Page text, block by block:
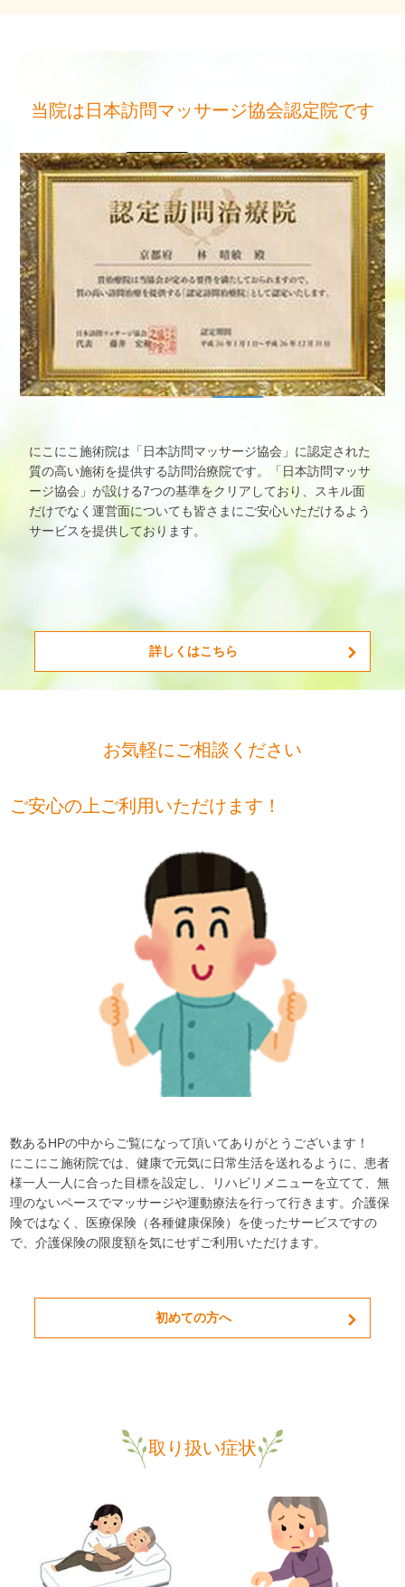
当院は日本訪問マッサージ協会認定院です
にこにこ施術院は「日本訪問マッサージ協会」に認定された
質の高い施術を提供する訪問治療院です。「日本訪問マッサ
ージ協会」が設ける7つの基準をクリアしており、スキル面
だけでなく運営面についても皆さまにご安心いただけるよう
サービスを提供しております。
詳しくはこちら
お気軽にご相談ください
ご安心の上ご利用いただけます！
数あるHPの中からご覧になって頂いてありがとうございます！
にこにこ施術院では、健康で元気に日常生活を送れるように、患者
様一人一人に合った目標を設定し、リハビリメニューを立てて、無
理のないペースでマッサージや運動療法を行って行きます。介護保
険ではなく、医療保険（各種健康保険）を使ったサービスですの
で、介護保険の限度額を気にせずご利用いただけます。
初めての方へ
取り扱い症状